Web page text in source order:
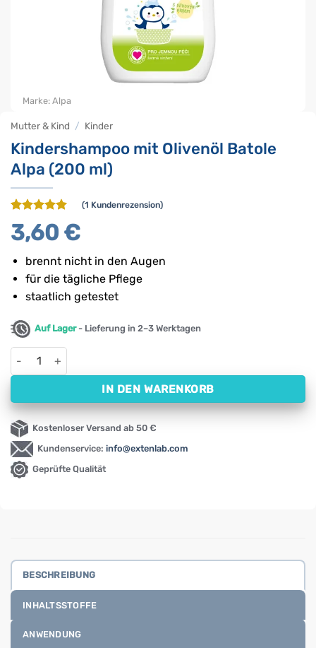
Mutter & Kind / Kinder
Kindershampoo mit Olivenöl Batole
Alpa (200 ml)
Bewertet
mit 5von
5, basierend
1
Kundenbewertung
(1 Kundenrezension)
3,60 €
brennt nicht in den Augen
für die tägliche Pflege
staatlich getestet
Auf Lager- Lieferung in 2–3 Werktagen
Kindershampoo mit Olivenöl Batole Alpa (200 ml) Menge
IN DEN WARENKORB
Kostenloser Versand ab 50 €
Kundenservice: info@extenlab.com
Geprüfte Qualität
Marke: Alpa
BESCHREIBUNG
INHALTSSTOFFE
ANWENDUNG